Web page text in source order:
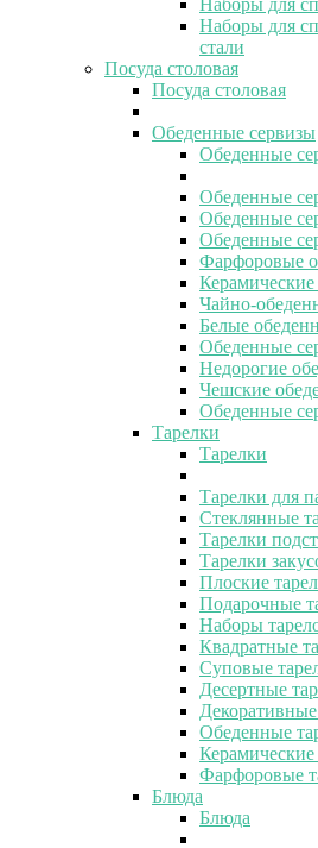
Наборы для
стали
Посуда столовая
Посуда столовая
Обеденные сервизы
Обеденные
Обеденные
Обеденные
Обеденные
Фарфоровые
Чайно-
Белые
Обеденные
Недорогие
Чешские
Обеденные
Тарелки
Тарелки
Тарелки для
Стеклянные
Тарелки
Тарелки
Плоские
Подарочные
Наборы
Квадратные
Суповые
Десертные
Обеденные
Керамические
Фарфоровые
Блюда
Блюда